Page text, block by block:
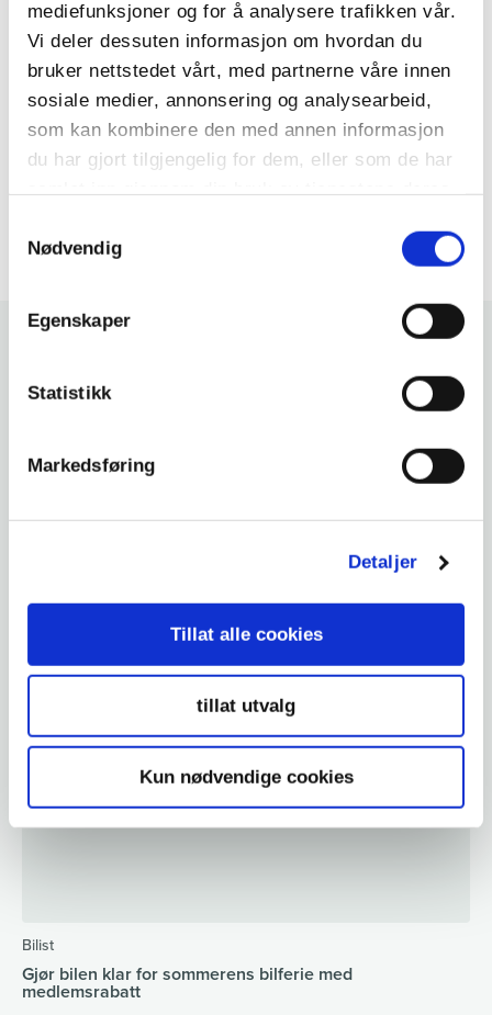
mediefunksjoner og for å analysere trafikken vår.
Vi deler dessuten informasjon om hvordan du
bruker nettstedet vårt, med partnerne våre innen
sosiale medier, annonsering og analysearbeid,
som kan kombinere den med annen informasjon
du har gjort tilgjengelig for dem, eller som de har
samlet inn gjennom din bruk av tjenestene deres.
Nødvendig
Egenskaper
Statistikk
Markedsføring
Detaljer
Tillat alle cookies
tillat utvalg
Kun nødvendige cookies
KNAs rabattprogram
Kan oppgraderes med KNA Veihjelp
for 470,- /år
BLI MEDLEM NÅ!
RELATERTE ARTIKLER
Åpningstider KNA-Kontoret sommeren 2026
Bilist
Gjør bilen klar for sommerens bilferie med
medlemsrabatt